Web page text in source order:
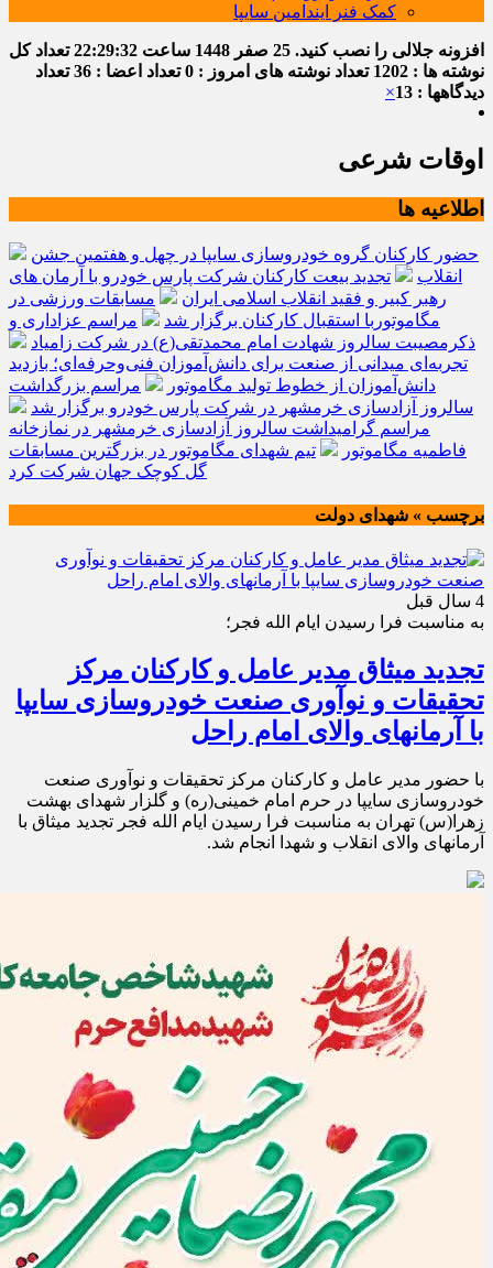
کمک فنر ایندامین سایپا
افزونه جلالی را نصب کنید. 25 صفر 1448 ساعت 22:29:33تعداد کل
نوشته ها : 1202
تعداد نوشته های امروز : 0 تعداد اعضا : 36
تعداد
دیدگاهها : 13
×
اوقات شرعی
اطلاعیه ها
حضور کارکنان گروه خودروسازی سایپا در چهل و هفتمین جشن
انقلاب
تجدید بیعت کارکنان شرکت پارس خودرو با آرمان های
رهبر کبیر و فقید انقلاب اسلامی ایران
مسابقات ورزشی در
مگاموتوربا استقبال کارکنان برگزار شد
مراسم عزاداری و
ذکرمصیبت سالروز شهادت امام محمدتقی(ع) در شرکت زامیاد
تجربه‌ای میدانی از صنعت برای دانش‌آموزان فنی‌وحرفه‌ای؛ بازدید
دانش‌آموزان از خطوط تولید مگاموتور
مراسم بزرگداشت
سالروز آزادسازی خرمشهر در شرکت پارس خودرو برگزار شد
مراسم گرامیداشت سالروز آزادسازی خرمشهر در نمازخانه
فاطمیه مگاموتور
تیم شهدای مگاموتور در بزرگترین مسابقات
گل کوچک جهان شرکت کرد
برچسب » شهدای دولت
4 سال قبل
به مناسبت فرا رسیدن ایام الله فجر؛
تجدید میثاق مدیر عامل و کارکنان مرکز
تحقیقات و نوآوری صنعت خودروسازی سایپا
با آرمانهای والای امام راحل
با حضور مدیر عامل و کارکنان مرکز تحقیقات و نوآوری صنعت
خودروسازی سایپا در حرم امام خمینی(ره) و گلزار شهدای بهشت
زهرا(س) تهران به مناسبت فرا رسیدن ایام الله فجر تجدید میثاق با
آرمانهای والای انقلاب و شهدا انجام شد.